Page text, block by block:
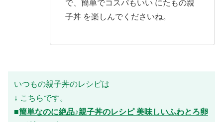
で、簡単でコスパもいい にたもの親
子丼 を楽しんでくださいね。
いつもの親子丼のレシピは
↓ こちらです。
■簡単なのに絶品♪親子丼のレシピ 美味しいふわとろ卵